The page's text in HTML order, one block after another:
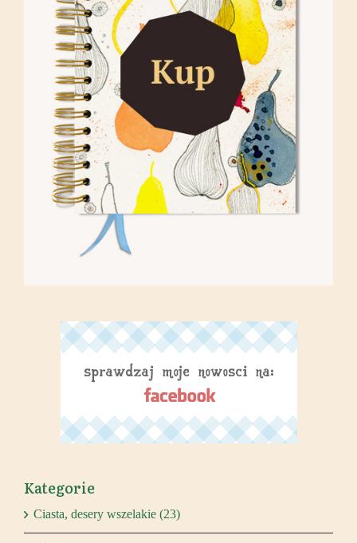
Kategorie
Ciasta, desery wszelakie (23)